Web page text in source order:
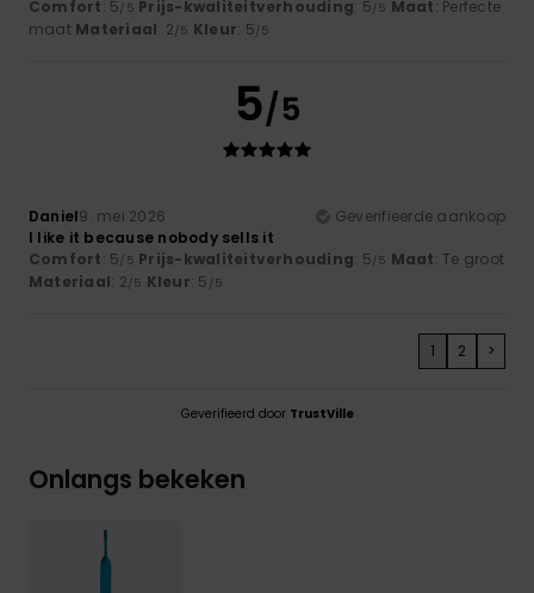
Comfort: 5/5 Prijs-kwaliteitverhouding: 5/5 Maat: Perfecte
maat Materiaal: 2/5 Kleur: 5/5
5/5
Daniel9. mei 2026
Geverifieerde aankoop
I like it because nobody sells it
Comfort: 5/5 Prijs-kwaliteitverhouding: 5/5 Maat: Te groot
Materiaal: 2/5 Kleur: 5 /5
1 2 >
Geverifieerd door TrustVille
Onlangs bekeken